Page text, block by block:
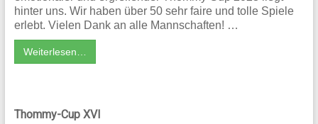
hinter uns. Wir haben über 50 sehr faire und tolle Spiele
erlebt. Vielen Dank an alle Mannschaften! …
Weiterlesen…
Thommy-Cup XVI